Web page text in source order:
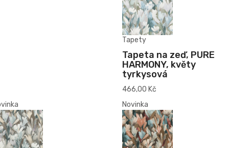
Tapety
Tapeta na zeď, PURE
HARMONY, květy
tyrkysová
466,00 Kč
Novinka